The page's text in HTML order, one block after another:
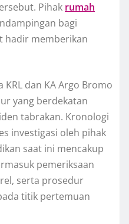
Pihak rumah
bagi
hadir memberikan
dan KA Argo Bromo
yang berdekatan
tabrakan. Kronologi
investigasi oleh pihak
saat ini mencakup
pemeriksaan
serta prosedur
titik pertemuan